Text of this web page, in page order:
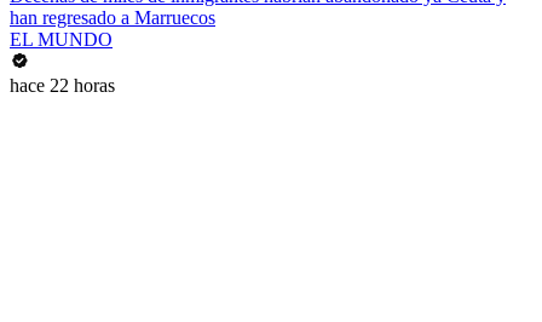
han regresado a Marruecos
EL MUNDO
hace 22 horas